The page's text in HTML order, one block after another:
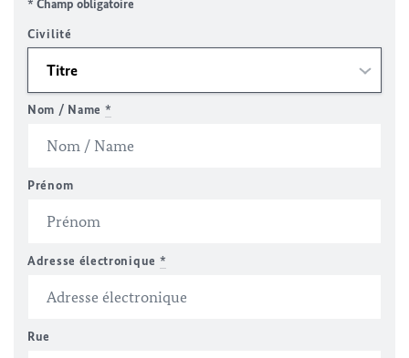
* Champ obligatoire
Civilité
Nom / Name *
Prénom
Adresse électronique *
Rue